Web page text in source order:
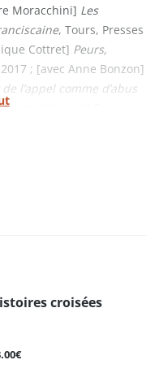
Moracchini] Les
, Tours, Presses
Cottret] Peurs,
; [avec Anne Bonzon]
l’appel comme d’abus
de Rennes,
croisées